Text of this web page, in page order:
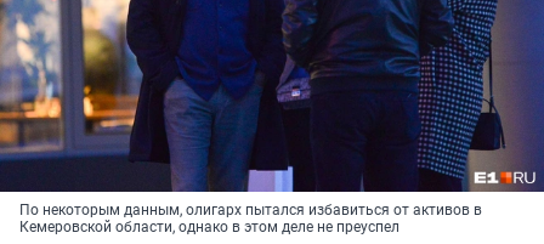
По некоторым данным, олигарх пытался избавиться от активов в
Кемеровской области, однако в этом деле не преуспел